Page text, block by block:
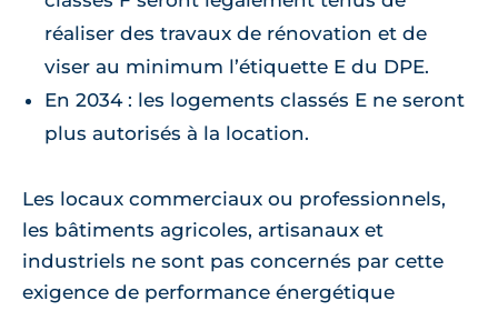
réaliser des travaux de rénovation et de
viser au minimum l’étiquette E du DPE.
En 2034 : les logements classés E ne seront
plus autorisés à la location.
Les locaux commerciaux ou professionnels,
les bâtiments agricoles, artisanaux et
industriels ne sont pas concernés par cette
exigence de performance énergétique